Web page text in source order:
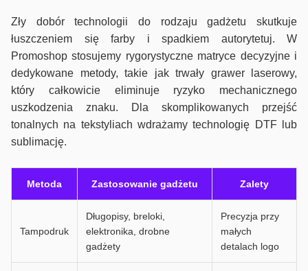
Zły dobór technologii do rodzaju gadżetu skutkuje
łuszczeniem się farby i spadkiem autorytetuj. W
Promoshop stosujemy rygorystyczne matryce decyzyjne i
dedykowane metody, takie jak trwały grawer laserowy,
który całkowicie eliminuje ryzyko mechanicznego
uszkodzenia znaku. Dla skomplikowanych przejść
tonalnych na tekstyliach wdrażamy technologię DTF lub
sublimację.
Metoda Zastosowanie gadżetu Zalety
Tampodruk
Długopisy, breloki,
elektronika, drobne
gadżety
Precyzja przy
małych
detalach logo